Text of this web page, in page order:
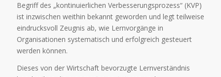
Begriff des „kontinuierlichen Verbesserungsprozess“ (KVP)
ist inzwischen weithin bekannt geworden und legt teilweise
eindrucksvoll Zeugnis ab, wie Lernvorgänge in
Organisationen systematisch und erfolgreich gesteuert
werden können.
Dieses von der Wirtschaft bevorzugte Lernverständnis